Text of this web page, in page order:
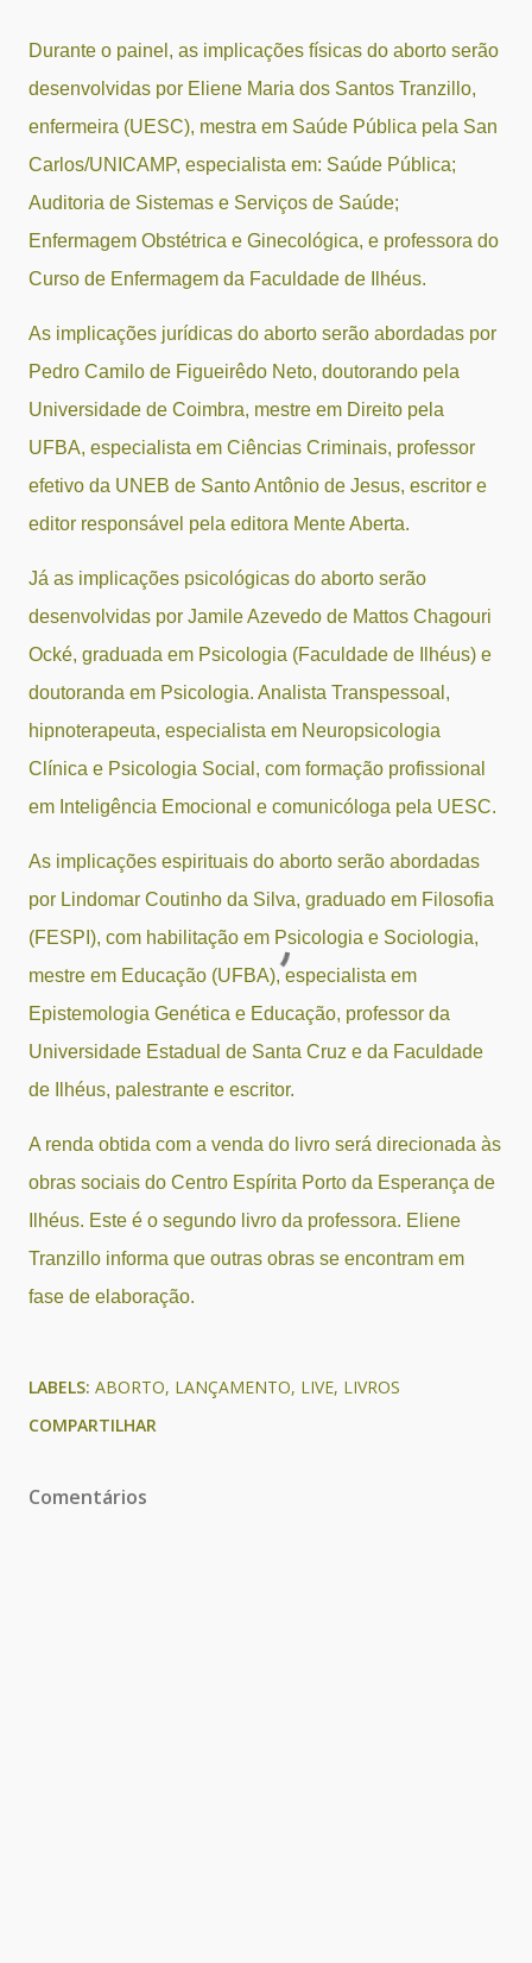
Durante o painel, as implicações físicas do aborto serão
desenvolvidas por Eliene Maria dos Santos Tranzillo,
enfermeira (UESC), mestra em Saúde Pública pela San
Carlos/UNICAMP, especialista em: Saúde Pública;
Auditoria de Sistemas e Serviços de Saúde;
Enfermagem Obstétrica e Ginecológica, e professora do
Curso de Enfermagem da Faculdade de Ilhéus.
As implicações jurídicas do aborto serão abordadas por
Pedro Camilo de Figueirêdo Neto, doutorando pela
Universidade de Coimbra, mestre em Direito pela
UFBA, especialista em Ciências Criminais, professor
efetivo da UNEB de Santo Antônio de Jesus, escritor e
editor responsável pela editora Mente Aberta.
Já as implicações psicológicas do aborto serão
desenvolvidas por Jamile Azevedo de Mattos Chagouri
Ocké, graduada em Psicologia (Faculdade de Ilhéus) e
doutoranda em Psicologia. Analista Transpessoal,
hipnoterapeuta, especialista em Neuropsicologia
Clínica e Psicologia Social, com formação profissional
em Inteligência Emocional e comunicóloga pela UESC.
As implicações espirituais do aborto serão abordadas
por Lindomar Coutinho da Silva, graduado em Filosofia
(FESPI), com habilitação em Psicologia e Sociologia,
mestre em Educação (UFBA), especialista em
Epistemologia Genética e Educação, professor da
Universidade Estadual de Santa Cruz e da Faculdade
de Ilhéus, palestrante e escritor.
A renda obtida com a venda do livro será direcionada às
obras sociais do Centro Espírita Porto da Esperança de
Ilhéus. Este é o segundo livro da professora. Eliene
Tranzillo informa que outras obras se encontram em
fase de elaboração.
LABELS: ABORTO LANÇAMENTO LIVE LIVROS
COMPARTILHAR
Comentários